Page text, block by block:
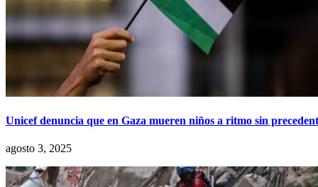
Unicef denuncia que en Gaza mueren niños a ritmo sin
agosto 3, 2025